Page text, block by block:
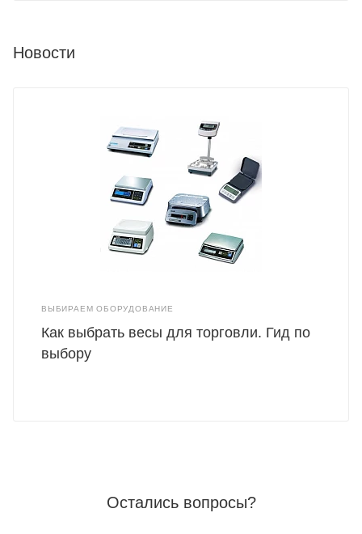
Новости
ВЫБИРАЕМ ОБОРУДОВАНИЕ
Как выбрать весы для торговли. Гид по
выбору
Остались вопросы?